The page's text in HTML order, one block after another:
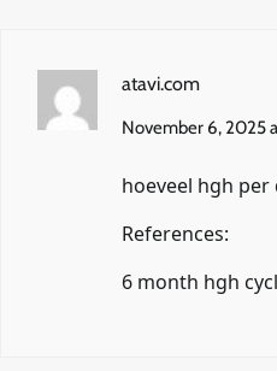
atavi.com
November 6, 2025
hoeveel hgh per
References:
6 month hgh